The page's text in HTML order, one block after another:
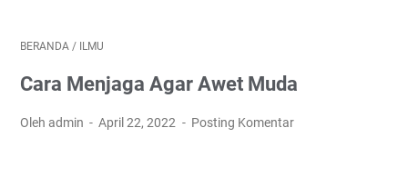
BERANDA / ILMU
Cara Menjaga Agar Awet Muda
Oleh admin April 22, 2022 Posting Komentar